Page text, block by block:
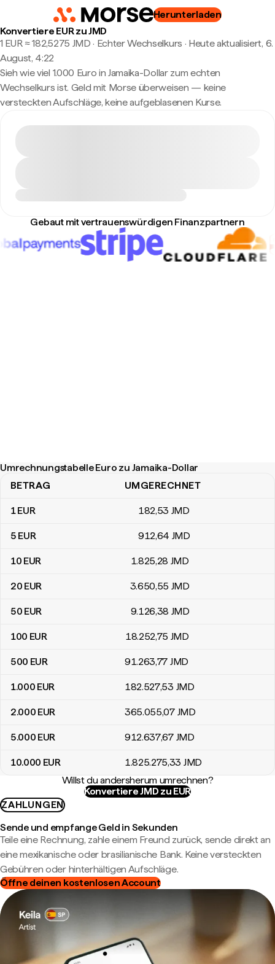
Herunterladen
Konvertiere EUR zu JMD
1 EUR ≈ 182,5275 JMD · Echter Wechselkurs · Heute aktualisiert, 6.
August, 4:22
Sieh wie viel 1.000 Euro in Jamaika-Dollar zum echten
Wechselkurs ist. Geld mit Morse überweisen — keine
versteckten Aufschläge, keine aufgeblasenen Kurse.
Gebaut mit vertrauenswürdigen Finanzpartnern
Umrechnungstabelle Euro zu Jamaika-Dollar
Umrechnungstabelle Euro zu Jamaika-Dollar
BETRAG UMGERECHNET
1EUR 182,53 JMD
5 EUR 912,64 JMD
10 EUR 1.825,28 JMD
20 EUR 3.650,55 JMD
50 EUR 9.126,38 JMD
100 EUR 18.252,75 JMD
500 EUR 91.263,77 JMD
1.000 EUR 182.527,53 JMD
2.000 EUR 365.055,07 JMD
5.000 EUR 912.637,67 JMD
10.000 EUR 1.825.275,33 JMD
Willst du andersherum umrechnen?
Konvertiere JMD zu EUR
ZAHLUNGEN
Sende und empfange Geld in Sekunden
Teile eine Rechnung, zahle einem Freund zurück, sende direkt an
eine mexikanische oder brasilianische Bank. Keine versteckten
Gebühren oder hinterhältigen Aufschläge.
Öffne deinen kostenlosen Account